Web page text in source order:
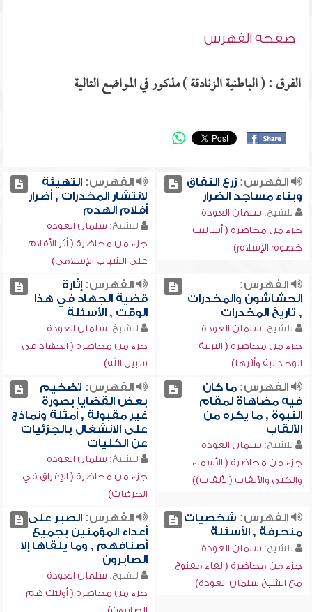
صفحة الفهرس
الفرق : ( الباطنية الزنادقة ) مذكور في المواضع التالية
الفهرس:زرع النفاق
وبناء مساجد الضرار
للشيخ: سلمان العودة
جزء من محاضرة ( أساليب
خصوم الإسلام)
الفهرس:التهيئة
لانتشار المخدرات , أضرار
أفلام الهدم
للشيخ: سلمان العودة
جزء من محاضرة ( أثر الأفلام
على الشباب الإسلامي)
الفهرس:
الحشاشون والمخدرات
, تاريخ المخدرات
للشيخ: سلمان العودة
جزء من محاضرة ( التربية
الوجدانية وأثرها)
الفهرس:إثارة
قضية الجهاد في هذا
الوقت , الأسئلة
للشيخ: سلمان العودة
جزء من محاضرة ( الجهاد في
سبيل الله)
الفهرس:ما كان
فيه مضاهاة لمقام
النبوة , ما يكره من
الألقاب
للشيخ: سلمان العودة
جزء من محاضرة ( الأسماء
والكنى والألقاب (الألقاب))
الفهرس: تضخيم
بعض القضايا بصورة
غير مقبولة , أمثلة ونماذج
على الانشغال بالجزئيات
عن الكليات
للشيخ: سلمان العودة
جزء من محاضرة ( الإغراق في
الجزئيات)
الفهرس: شخصيات
منحرفة , الأسئلة
للشيخ: سلمان العودة
جزء من محاضرة ( لقاء مفتوح
مع الشيخ سلمان العودة)
الفهرس:الصبر على
أعداء المؤمنين بجميع
أصنافهم , وما يلقاها إلا
الصابرون
للشيخ: سلمان العودة
جزء من محاضرة ( أولئك هم